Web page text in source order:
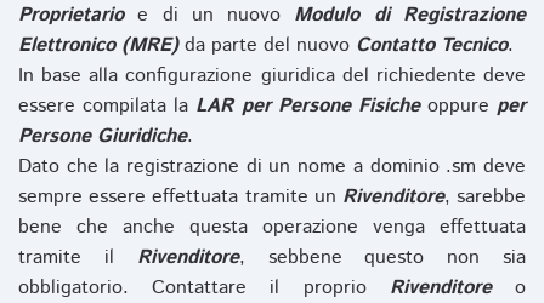
Proprietarioe di un nuovo Modulo di Registrazione
Elettronico (MRE)da parte del nuovo Contatto Tecnico.
In base alla configurazione giuridica del richiedente deve
essere compilata la LAR per Persone Fisicheoppure per
Persone Giuridiche.
Dato che la registrazione di un nome a dominio .sm deve
sempre essere effettuata tramite un Rivenditore, sarebbe
bene che anche questa operazione venga effettuata
tramite il Rivenditore, sebbene questo non sia
obbligatorio. Contattare il proprio Rivenditoreo